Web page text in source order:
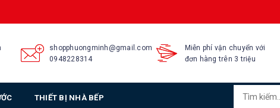
shopphuongminh@gmail.com
0948228314
Miễn phí vận chuyển với
đơn hàng trên 3 triệu
THIẾT BỊ NHÀ BẾP